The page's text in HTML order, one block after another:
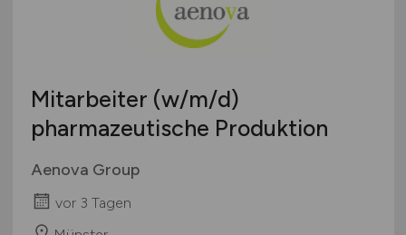
Mitarbeiter (w/m/d)
pharmazeutische Produktion
Aenova Group
vor 3 Tagen